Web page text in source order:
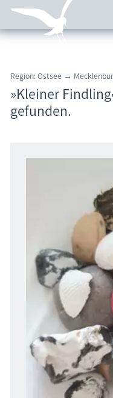
Regionales
Urlaubsorte
Wissenswertes
Veranstaltungen
Blog
Region: Ostsee →
»Kleiner
gefunden.